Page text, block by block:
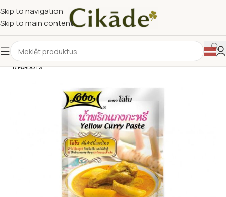
Skip to navigation
Skip to main content
IZPĀRDOTS